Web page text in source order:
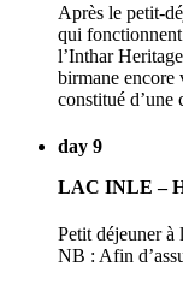
Après le petit-
qui
l’Inthar
birmane encore
constitué d’une
day 9
LAC INLE –
Petit déjeuner à
NB : Afin